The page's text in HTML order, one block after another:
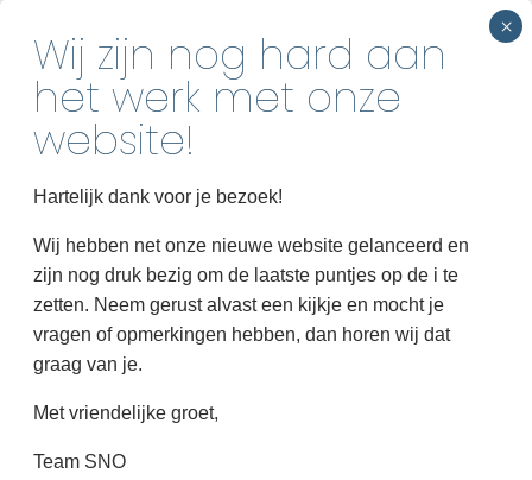
Groepen
Informatie
INSCHRIJVEN
Hartelijk dank voor je bezoek!
Wij hebben net onze nieuwe website gelanceerd en
zijn nog druk bezig om de laatste puntjes op de i te
zetten. Neem gerust alvast een kijkje en mocht je
vragen of opmerkingen hebben, dan horen wij dat
graag van je.
Met vriendelijke groet,
Team SNO